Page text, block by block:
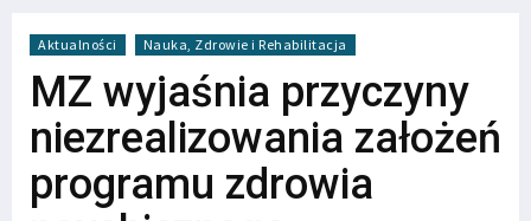
Aktualności Nauka, Zdrowie i Rehabilitacja
MZ wyjaśnia przyczyny
niezrealizowania założeń
programu zdrowia